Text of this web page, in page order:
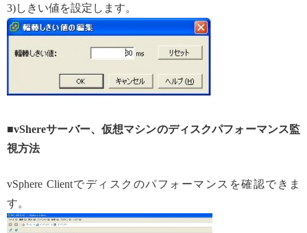
3)しきい値を設定します。
■vShereサーバー、仮想マシンのディスクパフォーマンス監
視方法
vSphere Clientでディスクのパフォーマンスを確認できま
す。